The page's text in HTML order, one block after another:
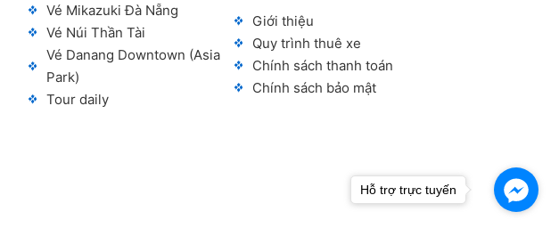
Vé Mikazuki Đà Nẵng
Vé Núi Thần Tài
Vé Danang Downtown (Asia
Park)
Tour daily
Giới thiệu
Quy trình thuê xe
Chính sách thanh toán
Chính sách bảo mật
Hỗ trợ trực tuyến